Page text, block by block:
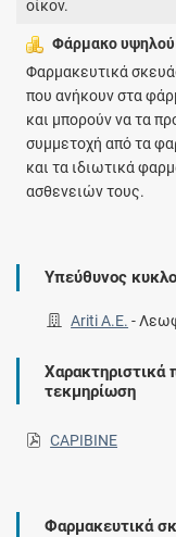
οίκον.
Φάρμακο υψηλού
Φαρμακευτικά
που ανήκουν στα
και μπορούν να τα
συμμετοχή από τα
και τα ιδιωτικά
ασθενειών τους.
Υπεύθυνος
Ariti Α.Ε. -
Χαρακτηριστικά
τεκμηρίωση
CAPIBINE
Φαρμακευτικά